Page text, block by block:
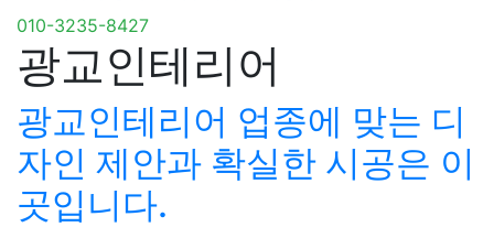
010-3235-8427
광교인테리어
광교인테리어 업종에 맞는 디
자인 제안과 확실한 시공은 이
곳입니다.